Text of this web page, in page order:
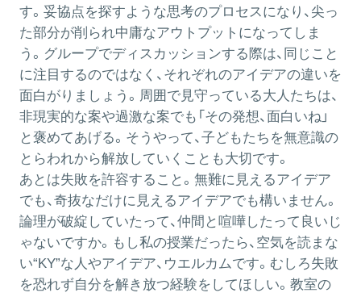
す。妥協点を探すような思考のプロセスになり、尖っ
た部分が削られ中庸なアウトプットになってしま
う。グループでディスカッションする際は、同じこと
に注目するのではなく、それぞれのアイデアの違いを
面白がりましょう。周囲で見守っている大人たちは、
非現実的な案や過激な案でも「その発想、面白いね」
と褒めてあげる。そうやって、子どもたちを無意識の
とらわれから解放していくことも大切です。
あとは失敗を許容すること。無難に見えるアイデア
でも、奇抜なだけに見えるアイデアでも構いません。
論理が破綻していたって、仲間と喧嘩したって良いじ
ゃないですか。もし私の授業だったら、空気を読まな
い“KY”な人やアイデア、ウエルカムです。むしろ失敗
を恐れず自分を解き放つ経験をしてほしい。教室の